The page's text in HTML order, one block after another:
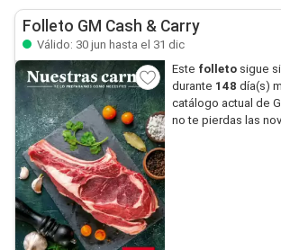
Folleto GM Cash & Carry
Válido: 30 jun hasta el 31 dic
Este folletosigue
durante 148 día(s)
catálogo actual de
no te pierdas las